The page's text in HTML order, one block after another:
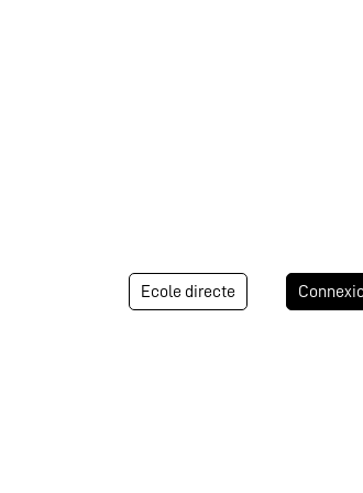
Ecole directe